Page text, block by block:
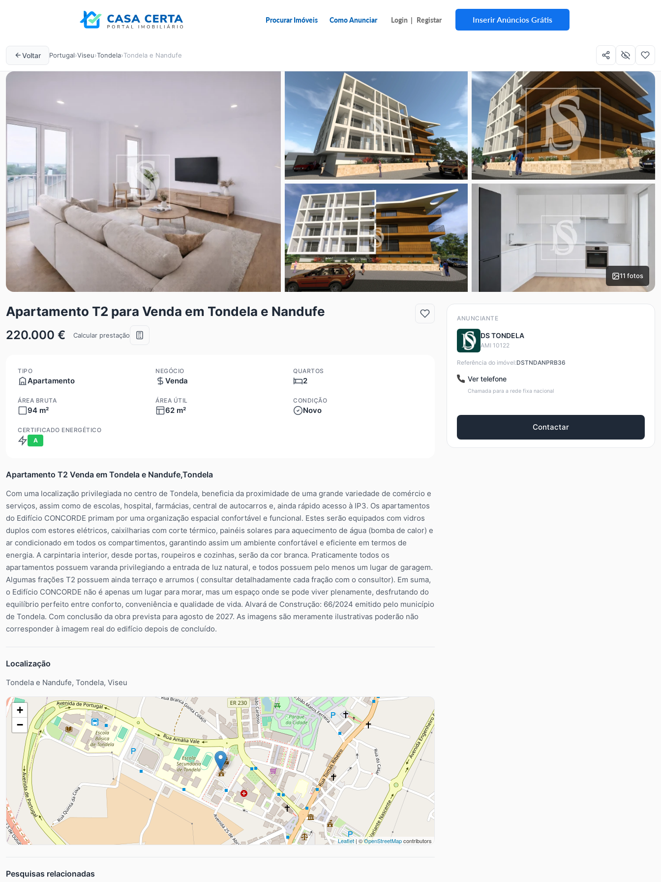
Procurar Imóveis Como Anunciar Login | Registar Inserir Anúncios Grátis
Voltar Portugal›Viseu›Tondela›Tondela e Nandufe
11 fotos
Apartamento T2 para Venda em Tondela e Nandufe
220.000 € Calcular prestação
TIPO
Apartamento
NEGÓCIO
Venda
QUARTOS
2
ÁREA BRUTA
94 m²
ÁREA ÚTIL
62 m²
CONDIÇÃO
Novo
CERTIFICADO ENERGÉTICO
A
Apartamento T2 Venda em Tondela e Nandufe,Tondela
Com uma localização privilegiada no centro de Tondela, beneficia da proximidade de uma grande variedade de comércio e
serviços, assim como de escolas, hospital, farmácias, central de autocarros e, ainda rápido acesso à IP3. Os apartamentos
do Edifício CONCORDE primam por uma organização espacial confortável e funcional. Estes serão equipados com vidros
duplos com estores elétricos, caixilharias com corte térmico, painéis solares para aquecimento de água (bomba de calor) e
ar condicionado em todos os compartimentos, garantindo assim um ambiente confortável e eficiente em termos de
energia. A carpintaria interior, desde portas, roupeiros e cozinhas, serão da cor branca. Praticamente todos os
apartamentos possuem varanda privilegiando a entrada de luz natural, e todos possuem pelo menos um lugar de garagem.
Algumas frações T2 possuem ainda terraço e arrumos ( consultar detalhadamente cada fração com o consultor). Em suma,
o Edifício CONCORDE não é apenas um lugar para morar, mas um espaço onde se pode viver plenamente, desfrutando do
equilíbrio perfeito entre conforto, conveniência e qualidade de vida. Alvará de Construção: 66/2024 emitido pelo município
de Tondela. Com conclusão da obra prevista para agosto de 2027. As imagens são meramente ilustrativas poderão não
corresponder à imagem real do edifício depois de concluído.
Localização
Tondela e Nandufe, Tondela, Viseu
+
−
Leaflet| ©OpenStreetMapcontributors
Pesquisas relacionadas
ANUNCIANTE
DS TONDELA
AMI 10122
Referência do imóvel:DSTNDANPRB36
Ver telefone
Chamada para a rede fixa nacional
Contactar